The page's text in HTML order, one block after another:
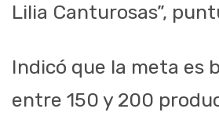
Lilia Canturosas”,
Indicó que la meta es
entre 150 y 200